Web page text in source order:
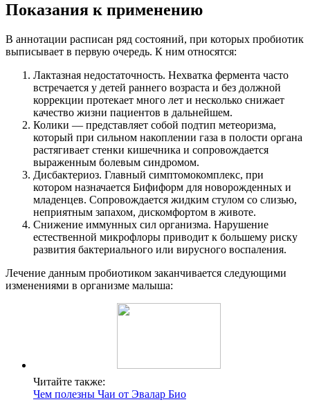
Показания к применению
В аннотации расписан ряд состояний, при которых пробиотик
выписывает в первую очередь. К ним относятся:
Лактазная недостаточность. Нехватка фермента часто
встречается у детей раннего возраста и без должной
коррекции протекает много лет и несколько снижает
качество жизни пациентов в дальнейшем.
Колики — представляет собой подтип метеоризма,
который при сильном накоплении газа в полости органа
растягивает стенки кишечника и сопровождается
выраженным болевым синдромом.
Дисбактериоз. Главный симптомокомплекс, при
котором назначается Бифиформ для новорожденных и
младенцев. Сопровождается жидким стулом со слизью,
неприятным запахом, дискомфортом в животе.
Снижение иммунных сил организма. Нарушение
естественной микрофлоры приводит к большему риску
развития бактериального или вирусного воспаления.
Лечение данным пробиотиком заканчивается следующими
изменениями в организме малыша:
Читайте также:
Чем полезны Чаи от Эвалар Био